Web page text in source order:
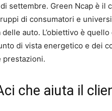
settembre. Green Ncap è il
di consumatori e
auto. L’obiettivo è
di vista energetico e dei
prestazioni.
che aiuta il